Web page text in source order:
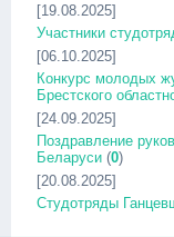
[19.08.2025]
Участники
[06.10.2025]
Конкурс молодых
Брестского
[24.09.2025]
Поздравление
Беларуси (0)
[20.08.2025]
Студотряды